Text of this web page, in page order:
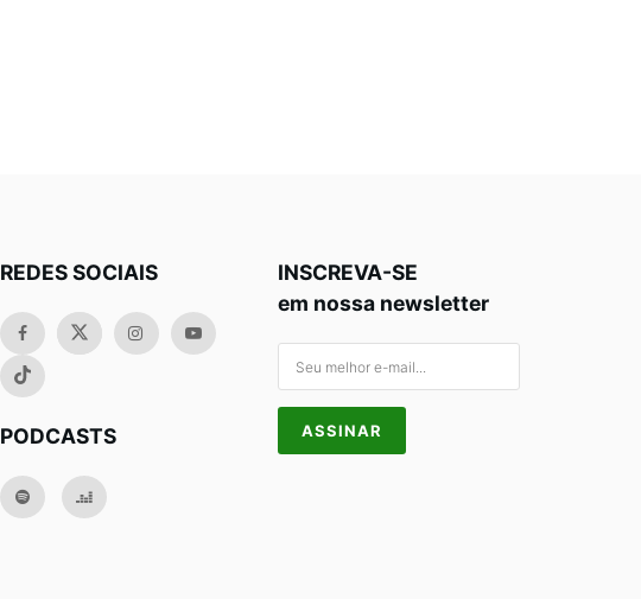
REDES SOCIAIS
PODCASTS
INSCREVA-SE
em nossa newsletter